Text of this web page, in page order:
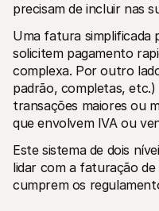
precisam de incluir nas
Uma fatura simplificada
solicitem pagamento
complexa. Por outro
padrão, completas, etc.)
transações maiores ou
que envolvem IVA ou
Este sistema de dois
lidar com a faturação
cumprem os